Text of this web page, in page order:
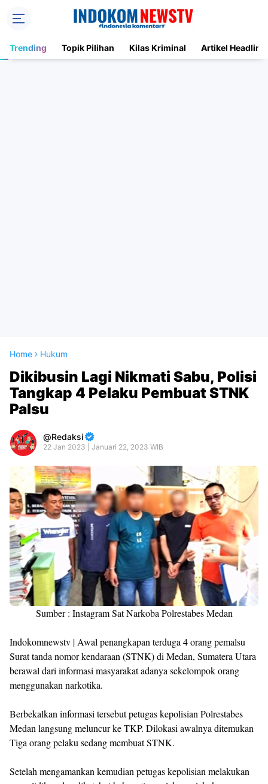
Trending Topik Pilihan Kilas Kriminal Artikel Headline
Home Hukum
Dikibusin Lagi Nikmati Sabu, Polisi
Tangkap 4 Pelaku Pembuat STNK
Palsu
Redaksi
22 Jan 2023 | Januari 22, 2023 WIB
Sumber : Instagram Sat Narkoba Polrestabes Medan
Indokomnewstv | Awal penangkapan terduga 4 orang pemalsu
Surat tanda nomor kendaraan (STNK) di Medan, Sumatera Utara
berawal dari informasi masyarakat adanya sekelompok orang
menggunakan narkotika.
Berbekalkan informasi tersebut petugas kepolisian Polrestabes
Medan langsung meluncur ke TKP. Dilokasi awalnya ditemukan
Tiga orang pelaku sedang membuat STNK.
Setelah mengamankan kemudian petugas kepolisian melakukan